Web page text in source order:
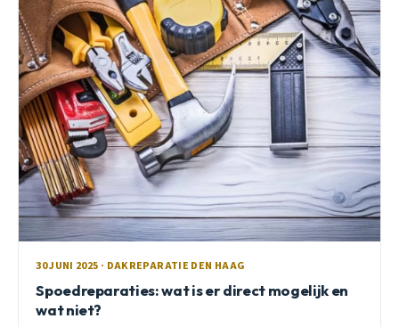
30 JUNI 2025 · DAKREPARATIE DEN HAAG
Spoedreparaties: wat is er direct mogelijk en
wat niet?